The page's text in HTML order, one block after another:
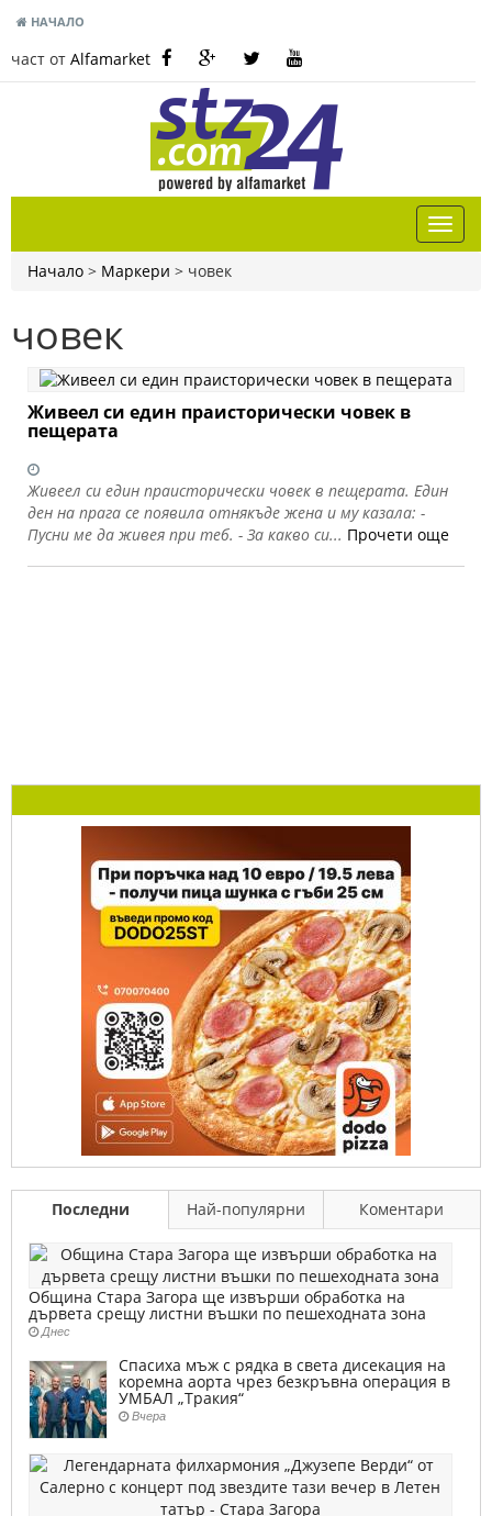
НАЧАЛО
част от Alfamarket
Начало > Маркери > човек
човек
Живеел си един праисторически човек в
пещерата
Живеел си един праисторически човек в пещерата. Един
ден на прага се появила отнякъде жена и му казала: -
Пусни ме да живея при теб. - За какво си... Прочети още
Последни Най-популярни Коментари
Община Стара Загора ще извърши обработка на
дървета срещу листни въшки по пешеходната зона
Днес
Спасиха мъж с рядка в света дисекация на
коремна аорта чрез безкръвна операция в
УМБАЛ „Тракия“
Вчера